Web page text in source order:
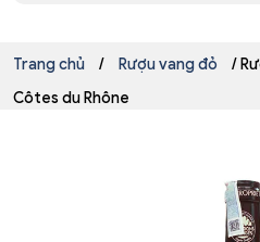
Wine
Trang chủ / Rượu vang đỏ
/
Côtes du Rhône